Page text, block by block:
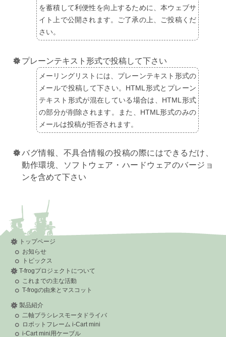
を蓄積して利便性を向上するために、本ウェブサ
イト上で公開されます。ご了承の上、ご投稿くだ
さい。
プレーンテキスト形式で投稿して下さい
メーリングリストには、プレーンテキスト形式の
メールで投稿して下さい。HTML形式とプレーン
テキスト形式が混在している場合は、HTML形式
の部分が削除されます。また、HTML形式のみの
メールは投稿が拒否されます。
バグ情報、不具合情報の投稿の際にはできるだけ、
動作環境、ソフトウェア・ハードウェアのバージョ
ンを含めて下さい
トップページ
お知らせ
トピックス
T-frogプロジェクトについて
これまでの主な活動
T-frogの由来とマスコット
製品紹介
二軸ブラシレスモータドライバ
ロボットフレーム i-Cart mini
i-Cart mini用ケーブル